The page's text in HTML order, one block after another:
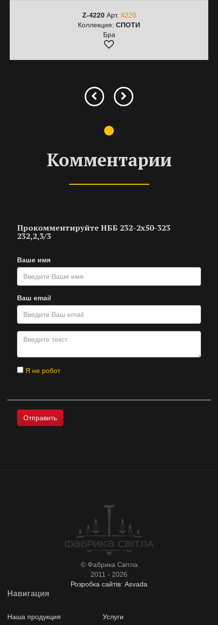
Z-4220Арт. 4220
Коллекция: СПОТИ
Бра
Комментарии
Прокомментируйте НББ 232-2х50-323
232,2,3/3
Ваше имя
Ваш email
Я не робот
© Фабрика Світла
2011 - 2026
Розробка сайтів: Asvada
Навигация
Наша продукция Услуги